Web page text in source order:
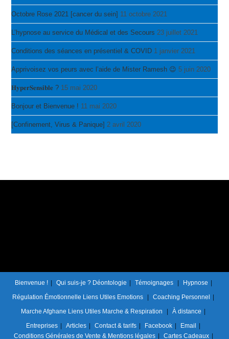
Octobre Rose 2021 [cancer du sein] 11 octobre 2021
L’hypnose au service du Médical et des Secours 23 juillet 2021
Conditions des séances en présentiel & COVID 1 janvier 2021
Apprivoisez vos peurs avec l’aide de Mister Ramesh 😉 5 juin 2020
𝐇𝐲𝐩𝐞𝐫𝐒𝐞𝐧𝐬𝐢𝐛𝐥𝐞 ? 15 mai 2020
Bonjour et Bienvenue ! 11 mai 2020
[Confinement, Virus & Panique] 2 avril 2020
Bienvenue ! Qui suis-je ? Déontologie Témoignages
Hypnose
Régulation Émotionnelle Liens Utiles Emotions
Coaching Personnel
Marche Afghane Liens Utiles Marche & Respiration
À distance
Entreprises
Articles Contact & tarifs Facebook
Email
Conditions Générales de Vente & Mentions légales
Cartes Cadeaux